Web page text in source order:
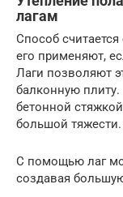
лагам
Способ
его применяют,
Лаги позволяют
балконную
бетонной
большой тяжести.
С помощью лаг
создавая